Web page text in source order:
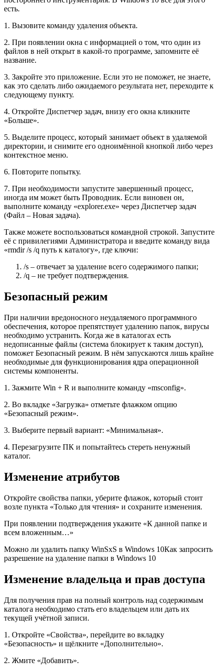
есть.
1. Вызовите команду удаления объекта.
2. При появлении окна с информацией о том, что один из
файлов в ней открыт в какой-то программе, запомните её
название.
3. Закройте это приложение. Если это не поможет, не знаете,
как это сделать либо ожидаемого результата нет, переходите к
следующему пункту.
4. Откройте Диспетчер задач, внизу его окна кликните
«Больше».
5. Выделите процесс, который занимает объект в удаляемой
директории, и снимите его одноимённой кнопкой либо через
контекстное меню.
6. Повторите попытку.
7. При необходимости запустите завершенный процесс,
иногда им может быть Проводник. Если виновен он,
выполните команду «explorer.exe» через Диспетчер задач
(Файл – Новая задача).
Также можете воспользоваться командной строкой. Запустите
её с привилегиями Администратора и введите команду вида
«rmdir /s /q путь к каталогу», где ключи:
/s – отвечает за удаление всего содержимого папки;
/q – не требует подтверждения.
Безопасный режим
При наличии вредоносного неудаляемого программного
обеспечения, которое препятствует удалению папок, вирусы
необходимо устранить. Когда же в каталогах есть
недописанные файлы (система блокирует к таким доступ),
поможет Безопасный режим. В нём запускаются лишь крайне
необходимые для функционирования ядра операционной
системы компоненты.
1. Зажмите Win + R и выполните команду «msconfig».
2. Во вкладке «Загрузка» отметьте флажком опцию
«Безопасный режим».
3. Выберите первый вариант: «Минимальная».
4. Перезагрузите ПК и попытайтесь стереть ненужный
каталог.
Изменение атрибутов
Откройте свойства папки, уберите флажок, который стоит
возле пункта «Только для чтения» и сохраните изменения.
При появлении подтверждения укажите «К данной папке и
всем вложенным…»
Можно ли удалить папку WinSxS в Windows 10Как запросить
разрешение на удаление папки в Windows 10
Изменение владельца и прав доступа
Для получения прав на полный контроль над содержимым
каталога необходимо стать его владельцем или дать их
текущей учётной записи.
1. Откройте «Свойства», перейдите во вкладку
«Безопасность» и щёлкните «Дополнительно».
2. Жмите «Добавить».